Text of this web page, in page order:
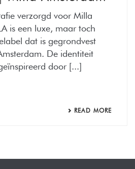
verzorgd voor Milla
is een luxe, maar toch
dat is gegrondvest
De identiteit
door [...]
READ MORE